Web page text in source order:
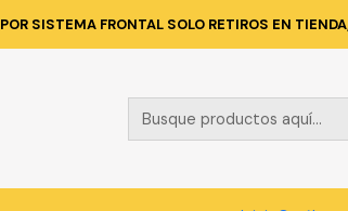
POR SISTEMA FRONTAL SOLO RETIROS EN
Inicio Catálogo CALZADO ZAPATOS